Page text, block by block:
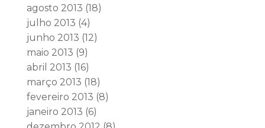
agosto 2013 (18)
julho 2013 (4)
junho 2013 (12)
maio 2013 (9)
abril 2013 (16)
março 2013 (18)
fevereiro 2013 (8)
janeiro 2013 (6)